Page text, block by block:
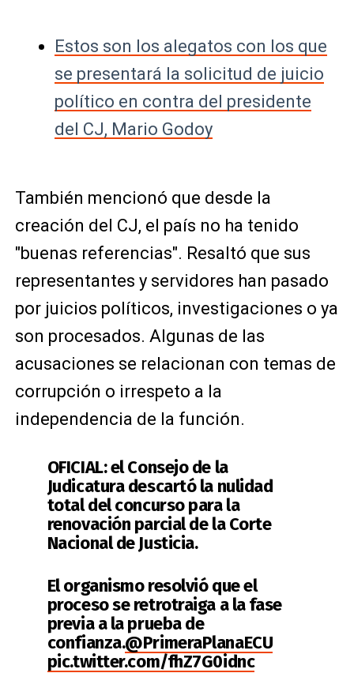
Estos son los alegatos con los que
se presentará la solicitud de juicio
político en contra del presidente
del CJ, Mario Godoy
También mencionó que desde la
creación del CJ, el país no ha tenido
"buenas referencias". Resaltó que sus
representantes y servidores han pasado
por juicios políticos, investigaciones o ya
son procesados. Algunas de las
acusaciones se relacionan con temas de
corrupción o irrespeto a la
independencia de la función.
OFICIAL: el Consejo de la
Judicatura descartó la nulidad
total del concurso para la
renovación parcial de la Corte
Nacional de Justicia.
El organismo resolvió que el
proceso se retrotraiga a la fase
previa a la prueba de
confianza.@PrimeraPlanaECU
pic.twitter.com/fhZ7G0idnc